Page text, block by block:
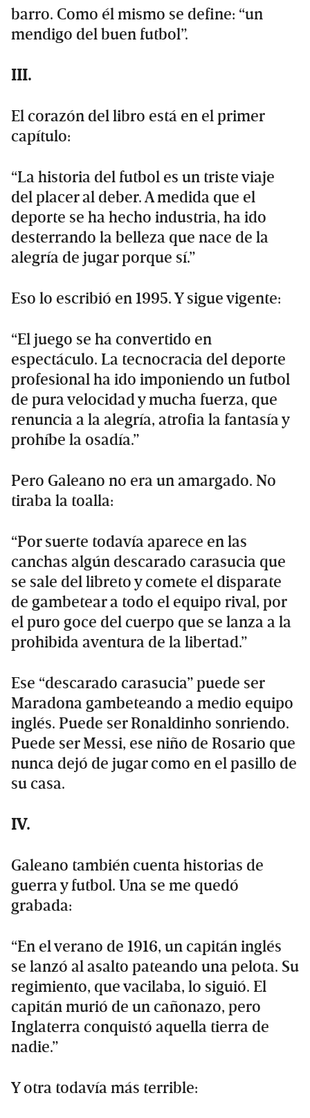
barro. Como él mismo se define: “un
mendigo del buen futbol”.
III.
El corazón del libro está en el primer
capítulo:
“La historia del futbol es un triste viaje
del placer al deber. A medida que el
deporte se ha hecho industria, ha ido
desterrando la belleza que nace de la
alegría de jugar porque sí.”
Eso lo escribió en 1995. Y sigue vigente:
“El juego se ha convertido en
espectáculo. La tecnocracia del deporte
profesional ha ido imponiendo un futbol
de pura velocidad y mucha fuerza, que
renuncia a la alegría, atrofia la fantasía y
prohíbe la osadía.”
Pero Galeano no era un amargado. No
tiraba la toalla:
“Por suerte todavía aparece en las
canchas algún descarado carasucia que
se sale del libreto y comete el disparate
de gambetear a todo el equipo rival, por
el puro goce del cuerpo que se lanza a la
prohibida aventura de la libertad.”
Ese “descarado carasucia” puede ser
Maradona gambeteando a medio equipo
inglés. Puede ser Ronaldinho sonriendo.
Puede ser Messi, ese niño de Rosario que
nunca dejó de jugar como en el pasillo de
su casa.
IV.
Galeano también cuenta historias de
guerra y futbol. Una se me quedó
grabada:
“En el verano de 1916, un capitán inglés
se lanzó al asalto pateando una pelota. Su
regimiento, que vacilaba, lo siguió. El
capitán murió de un cañonazo, pero
Inglaterra conquistó aquella tierra de
nadie.”
Y otra todavía más terrible: